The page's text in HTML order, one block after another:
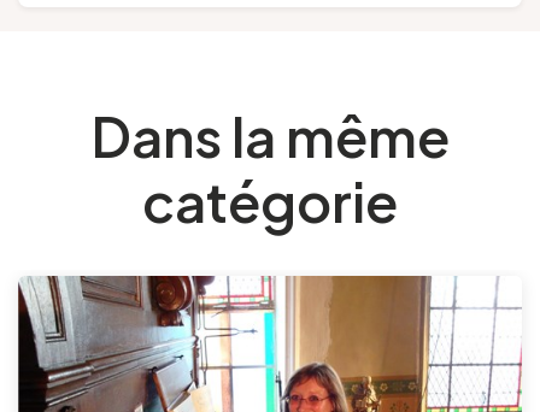
Dans la même
catégorie